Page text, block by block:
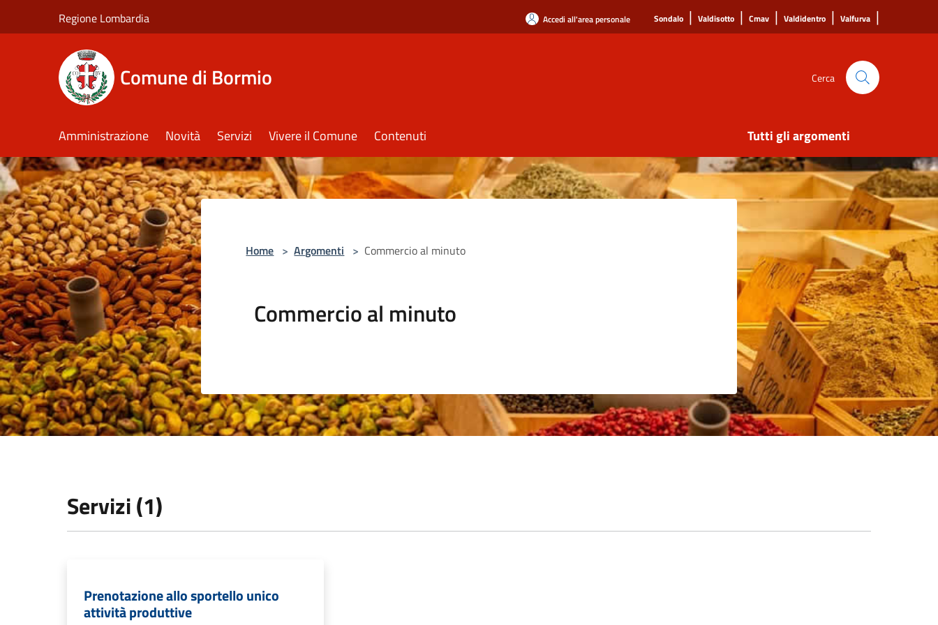
Regione Lombardia Accedi all'area personale Sondalo | Valdisotto | Cmav | Valdidentro | Valfurva |
Comune di Bormio Cerca
Amministrazione Novità Servizi Vivere il Comune Contenuti Tutti gli argomenti
Home > Argomenti > Commercio al minuto
Commercio al minuto
Servizi (1)
Prenotazione allo sportello unico
attività produttive